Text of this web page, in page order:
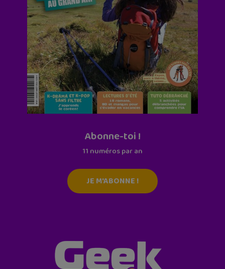
Abonne-toi !
11 numéros par an
JE M'ABONNE !